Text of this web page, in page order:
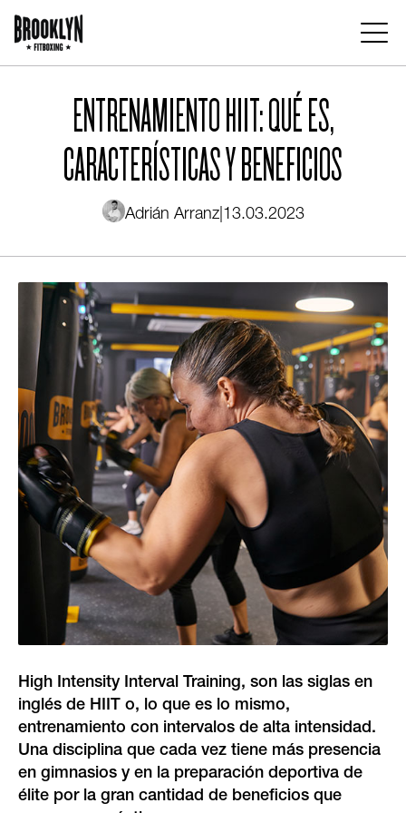
Pasar
al
Main
navigation
ENTRENAMIENTO HIIT: QUÉ ES,
CARACTERÍSTICAS Y BENEFICIOS
Adrián Arranz| 13.03.2023
High Intensity Interval Training, son las siglas en
inglés de HIIT o, lo que es lo mismo,
entrenamiento con intervalos de alta intensidad.
Una disciplina que cada vez tiene más presencia
en gimnasios y en la preparación deportiva de
élite por la gran cantidad de beneficios que